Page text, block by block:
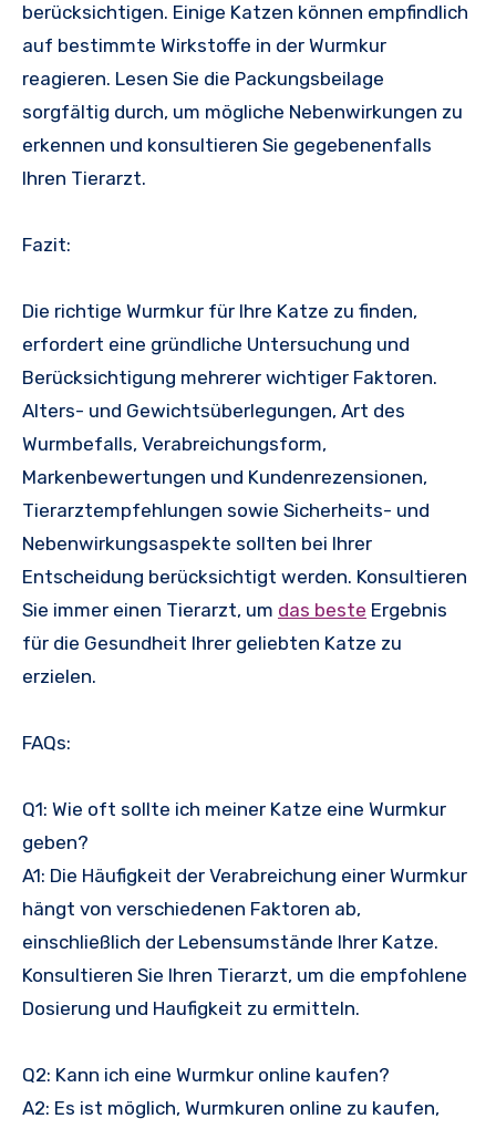
berücksichtigen. Einige Katzen können empfindlich
auf bestimmte Wirkstoffe in der Wurmkur
reagieren. Lesen Sie die Packungsbeilage
sorgfältig durch, um mögliche Nebenwirkungen zu
erkennen und konsultieren Sie gegebenenfalls
Ihren Tierarzt.
Fazit:
Die richtige Wurmkur für Ihre Katze zu finden,
erfordert eine gründliche Untersuchung und
Berücksichtigung mehrerer wichtiger Faktoren.
Alters- und Gewichtsüberlegungen, Art des
Wurmbefalls, Verabreichungsform,
Markenbewertungen und Kundenrezensionen,
Tierarztempfehlungen sowie Sicherheits- und
Nebenwirkungsaspekte sollten bei Ihrer
Entscheidung berücksichtigt werden. Konsultieren
Sie immer einen Tierarzt, um das beste Ergebnis
für die Gesundheit Ihrer geliebten Katze zu
erzielen.
FAQs:
Q1: Wie oft sollte ich meiner Katze eine Wurmkur
geben?
A1: Die Häufigkeit der Verabreichung einer Wurmkur
hängt von verschiedenen Faktoren ab,
einschließlich der Lebensumstände Ihrer Katze.
Konsultieren Sie Ihren Tierarzt, um die empfohlene
Dosierung und Haufigkeit zu ermitteln.
Q2: Kann ich eine Wurmkur online kaufen?
A2: Es ist möglich, Wurmkuren online zu kaufen,